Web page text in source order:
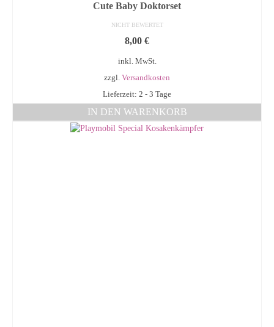
Cute Baby Doktorset
NICHT BEWERTET
8,00 €
inkl. MwSt.
zzgl. Versandkosten
Lieferzeit: 2 - 3 Tage
IN DEN WARENKORB